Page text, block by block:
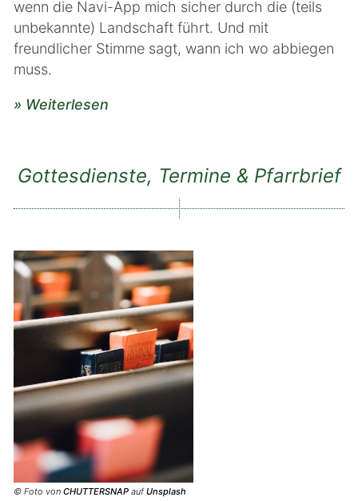
wenn die Navi-App mich sicher durch die (teils
unbekannte) Landschaft führt. Und mit
freundlicher Stimme sagt, wann ich wo abbiegen
muss.
» Weiterlesen
Gottesdienste, Termine & Pfarrbrief
© Foto von CHUTTERSNAP aufUnsplash